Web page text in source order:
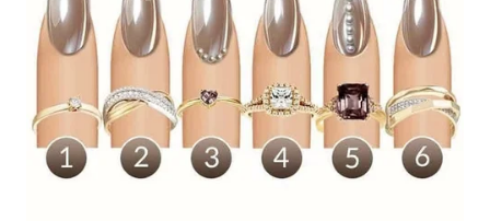
WN
LIKUPANG
WN
LABUANBAJO
WN